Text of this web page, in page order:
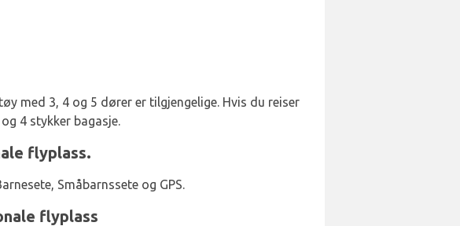
med 3, 4 og 5 dører er tilgjengelige. Hvis du reiser
4 stykker bagasje.
flyplass.
Småbarnssete og GPS.
flyplass